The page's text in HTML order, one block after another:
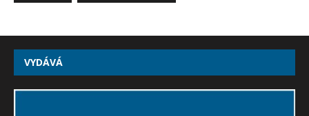
VYDÁVÁ